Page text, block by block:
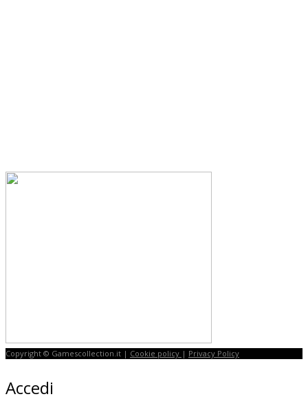
Copyright © Gamescollection.it | Cookie policy | Privacy Policy
Accedi